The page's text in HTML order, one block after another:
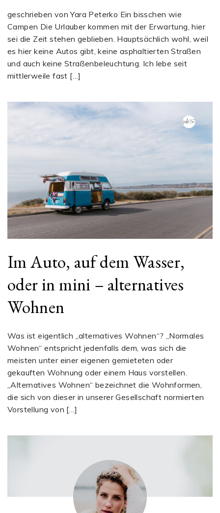
geschrieben von Yara Peterko Ein bisschen wie
Campen Die Urlauber kommen mit der Erwartung, hier
sei die Zeit stehen geblieben. Hauptsächlich wohl, weil
es hier keine Autos gibt, keine asphaltierten Straßen
und auch keine Straßenbeleuchtung. Ich lebe seit
mittlerweile fast […]
Im Auto, auf dem Wasser,
oder in mini – alternatives
Wohnen
Was ist eigentlich „alternatives Wohnen“? „Normales
Wohnen“ entspricht jedenfalls dem, was sich die
meisten unter einer eigenen gemieteten oder
gekauften Wohnung oder einem Haus vorstellen.
„Alternatives Wohnen“ bezeichnet die Wohnformen,
die sich von dieser in unserer Gesellschaft normierten
Vorstellung von […]